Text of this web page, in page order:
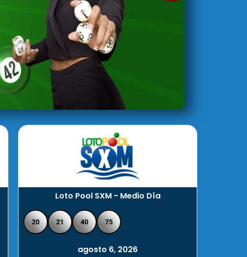
Loto Pool SXM - Medio Día
20 21 40 75
agosto 6, 2026